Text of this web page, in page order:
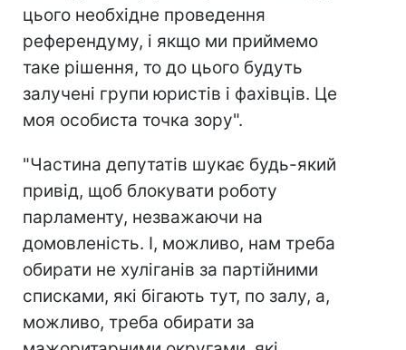
цього необхідне проведення
референдуму, і якщо ми приймемо
таке рішення, то до цього будуть
залучені групи юристів і фахівців. Це
моя особиста точка зору".
"Частина депутатів шукає будь-який
привід, щоб блокувати роботу
парламенту, незважаючи на
домовленість. І, можливо, нам треба
обирати не хуліганів за партійними
списками, які бігають тут, по залу, а,
можливо, треба обирати за